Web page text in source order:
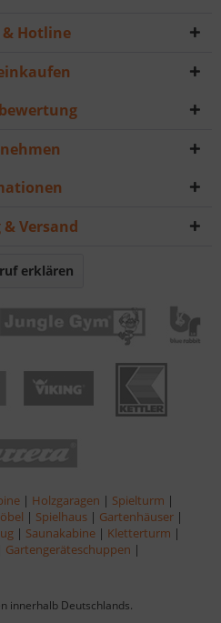
& Hotline
Versand
erklären
| Holzgaragen | Spielturm |
| Spielhaus | Gartenhäuser |
| Saunakabine | Kletterturm |
Gartengeräteschuppen |
innerhalb Deutschlands.